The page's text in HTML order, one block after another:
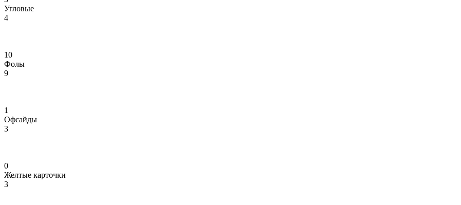
Угловые
4
10
Фолы
9
1
Офсайды
3
0
Желтые карточки
3